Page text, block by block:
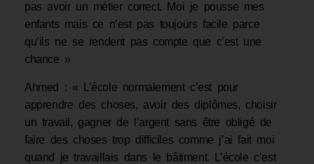
pas avoir un métier correct. Moi je pousse mes
enfants mais ce n’est pas toujours facile parce
qu’ils ne se rendent pas compte que c’est une
chance »
Ahmed : « L’école normalement c’est pour
apprendre des choses, avoir des diplômes, choisir
un travail, gagner de l’argent sans être obligé de
faire des choses trop difficiles comme j’ai fait moi
quand je travaillais dans le bâtiment. L’école c’est